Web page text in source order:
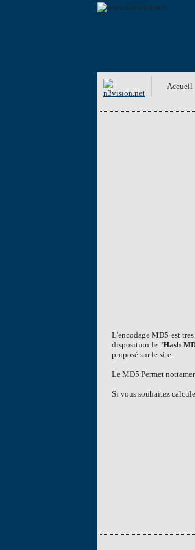
Accueil
L'encodage MD5 est
disposition le "Hash
proposé sur le site.
Le MD5 Permet
Si vous souhaitez